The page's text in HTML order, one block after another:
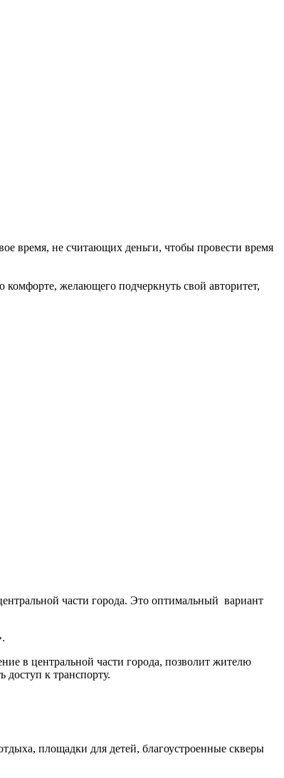
время, не считающих деньги, чтобы провести время
желающего подчеркнуть свой авторитет,
части города. Это оптимальный вариант
в центральной части города, позволит жителю
доступ к транспорту.
площадки для детей, благоустроенные скверы